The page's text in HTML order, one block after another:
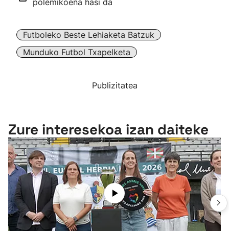
polemikoena hasi da
Futboleko Beste Lehiaketa Batzuk
Munduko Futbol Txapelketa
Publizitatea
Zure interesekoa izan daiteke